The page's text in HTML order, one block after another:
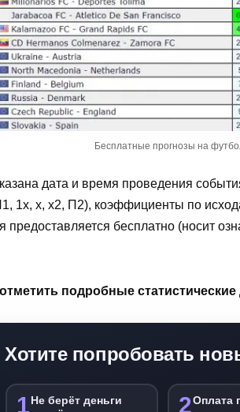
Бесплатные прогнозы на
дата и время проведения
1х, х, х2, П2), коэффициенты по
бесплатно (носит
подробные
Хотите попробовать
1 Не берёт деньги
2Оплата